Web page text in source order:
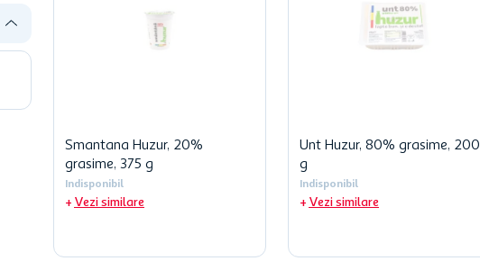
Smantana Huzur, 20%
grasime, 375 g
Indisponibil
Vezi similare
Unt Huzur, 80% grasime, 200
g
Indisponibil
Vezi similare